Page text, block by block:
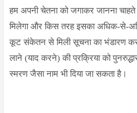
हम अपनी चेतना को जगाकर जानना
मिलेगा और किस तरह इसका अधिक-से-
कूट संकेतन से मिली सूचना का भंडारण
लाने (याद करने) की प्रक्रिया को
स्मरण जैसा नाम भी दिया जा सकता है।